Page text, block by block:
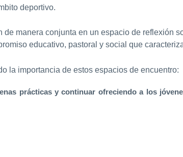
deportivo.
manera conjunta en un espacio de reflexión
educativo, pastoral y social que
la importancia de estos espacios de encuentro:
prácticas y continuar ofreciendo a los